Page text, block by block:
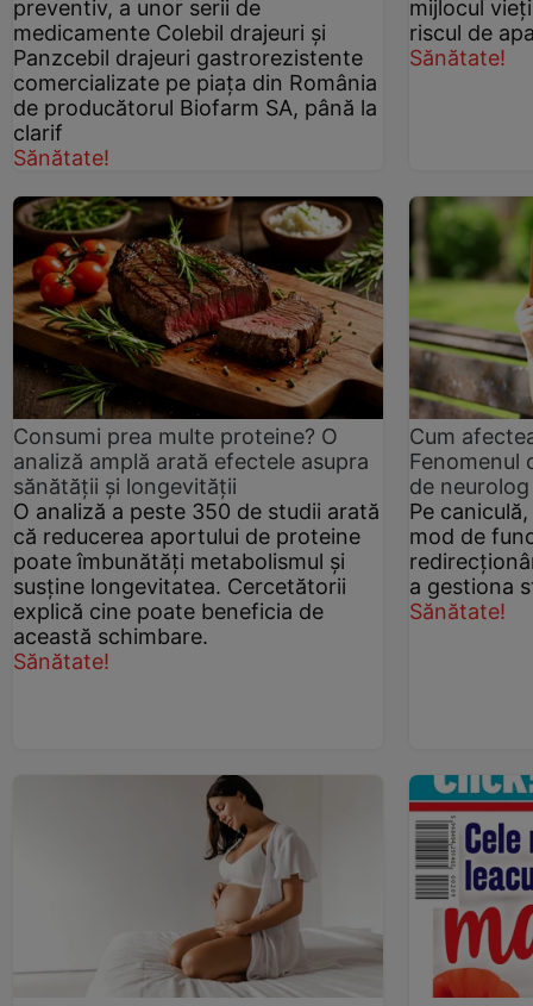
preventiv, a unor serii de
medicamente Colebil drajeuri și
Panzcebil drajeuri gastrorezistente
comercializate pe piața din România
de producătorul Biofarm SA, până la
clarif
Sănătate!
mijlocul
riscul de
Sănătate!
Consumi prea multe proteine? O
analiză amplă arată efectele asupra
sănătății și longevității
O analiză a peste 350 de studii arată
că reducerea aportului de proteine
poate îmbunătăți metabolismul și
susține longevitatea. Cercetătorii
explică cine poate beneficia de
această schimbare.
Sănătate!
Cum
Fenomenul
de neurolog
Pe
mod de
a gestiona
Sănătate!